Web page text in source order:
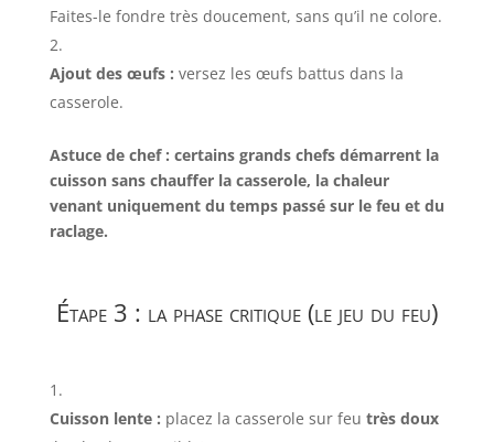
Faites-le fondre très doucement, sans qu’il ne colore.
Ajout des œufs : versez les œufs battus dans la
casserole.
Astuce de chef : certains grands chefs démarrent la
cuisson sans chauffer la casserole, la chaleur
venant uniquement du temps passé sur le feu et du
raclage.
Étape 3 : la phase critique (le jeu du feu)
Cuisson lente : placez la casserole sur feu très doux